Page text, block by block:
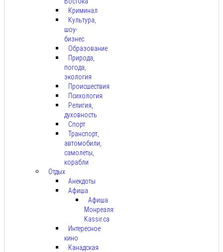
Криминал
Культура,
шоу-
бизнес
Образование
Природа,
погода,
экология
Происшествия
Психология
Религия,
духовность
Спорт
Транспорт,
автомобили,
самолёты,
корабли
Отдых
Анекдоты
Афиша
Афиша
Монреаля:
Kassir.ca
Интересное
кино
Канадская